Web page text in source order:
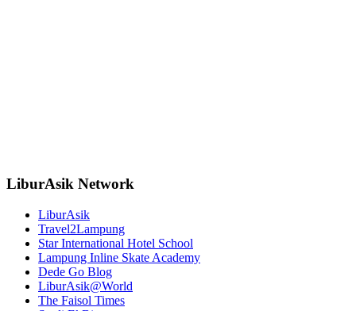
LiburAsik Network
LiburAsik
Travel2Lampung
Star International Hotel School
Lampung Inline Skate Academy
Dede Go Blog
LiburAsik@World
The Faisol Times